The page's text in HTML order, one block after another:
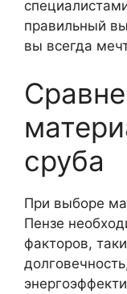
правильный
вы всегда
сруба
При выборе
Пензе
факторов,